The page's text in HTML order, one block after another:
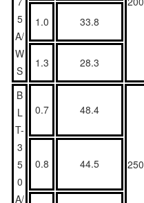
5
A/
W
S
1.0
33.8
1.3
28.3
B
L
T-
3
5
0
A/
0.7 48.4
250
0.8 44.5